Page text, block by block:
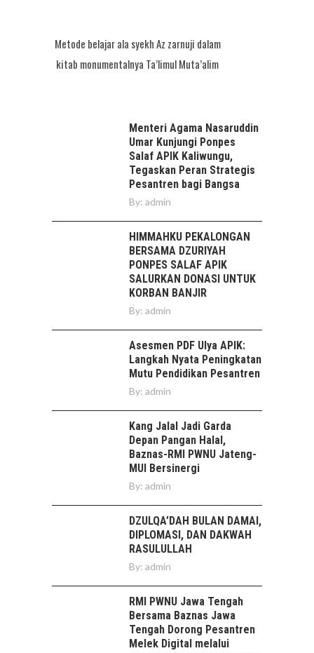
Metode belajar ala syekh Az zarnuji dalam
kitab monumentalnya Ta’limul Muta’alim
Menteri Agama Nasaruddin
Umar Kunjungi Ponpes
Salaf APIK Kaliwungu,
Tegaskan Peran Strategis
Pesantren bagi Bangsa
By: admin
HIMMAHKU PEKALONGAN
BERSAMA DZURIYAH
PONPES SALAF APIK
SALURKAN DONASI UNTUK
KORBAN BANJIR
By: admin
Asesmen PDF Ulya APIK:
Langkah Nyata Peningkatan
Mutu Pendidikan Pesantren
By: admin
Kang Jalal Jadi Garda
Depan Pangan Halal,
Baznas-RMI PWNU Jateng-
MUI Bersinergi
By: admin
DZULQA’DAH BULAN DAMAI,
DIPLOMASI, DAN DAKWAH
RASULULLAH
By: admin
RMI PWNU Jawa Tengah
Bersama Baznas Jawa
Tengah Dorong Pesantren
Melek Digital melalui